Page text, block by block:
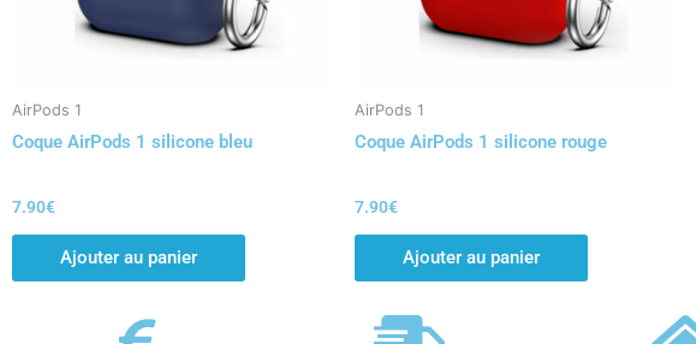
AirPods 1
Coque AirPods 1 silicone bleu
7.90€
Ajouter au panier
AirPods 1
Coque AirPods 1 silicone rouge
7.90€
Ajouter au panier